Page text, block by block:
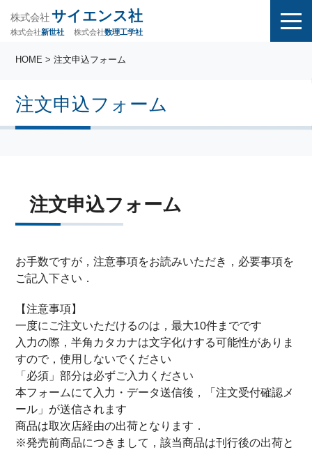
株式会社 サイエンス社
株式会社新世社 株式会社数理工学社
注文申込フォーム
HOME > 注文申込フォーム
注文申込フォーム
お手数ですが，注意事項をお読みいただき，必要事項を
ご記入下さい．
【注意事項】
一度にご注文いただけるのは，最大10件までです
入力の際，半角カタカナは文字化けする可能性がありま
すので，使用しないでください
「必須」部分は必ずご入力ください
本フォームにて入力・データ送信後，「注文受付確認メ
ール」が送信されます
商品は取次店経由の出荷となります．
※発売前商品につきまして，該当商品は刊行後の出荷と